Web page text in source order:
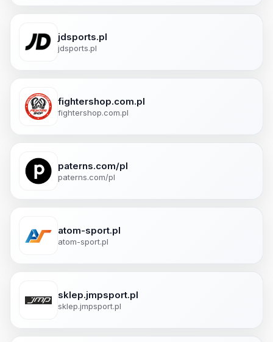
jdsports.pl
jdsports.pl
fightershop.com.pl
fightershop.com.pl
paterns.com/pl
paterns.com/pl
atom-sport.pl
atom-sport.pl
sklep.jmpsport.pl
sklep.jmpsport.pl